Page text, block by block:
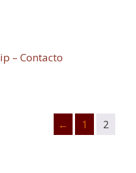
– Contacto
← 1 2